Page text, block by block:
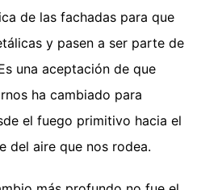
de las fachadas para que
y pasen a ser parte de
una aceptación de que
ha cambiado para
el fuego primitivo hacia el
del aire que nos rodea.